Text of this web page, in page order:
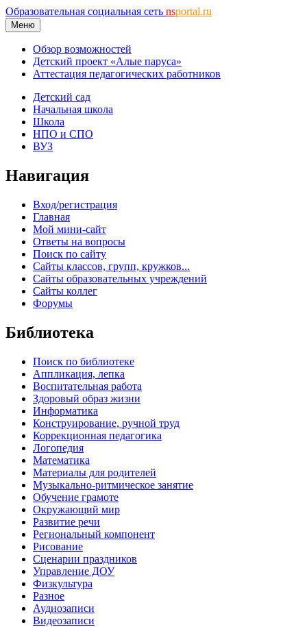
Образовательная социальная сеть nsportal.ru
Меню
Обзор возможностей
Детский проект «Алые паруса»
Аттестация педагогических работников
Детский сад
Начальная школа
Школа
НПО и СПО
ВУЗ
Навигация
Вход/регистрация
Главная
Мой мини-сайт
Ответы на вопросы
Поиск по сайту
Сайты классов, групп, кружков...
Сайты образовательных учреждений
Сайты коллег
Форумы
Библиотека
Поиск по библиотеке
Аппликация, лепка
Воспитательная работа
Здоровый образ жизни
Информатика
Конструирование, ручной труд
Коррекционная педагогика
Логопедия
Математика
Материалы для родителей
Музыкально-ритмическое занятие
Обучение грамоте
Окружающий мир
Развитие речи
Региональный компонент
Рисование
Сценарии праздников
Управление ДОУ
Физкультура
Разное
Аудиозаписи
Видеозаписи